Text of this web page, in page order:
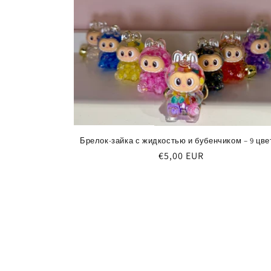
к
ц
и
яБрелок-зайка с жидкостью и бубенчиком – 9
Обычная
€5,00 EUR